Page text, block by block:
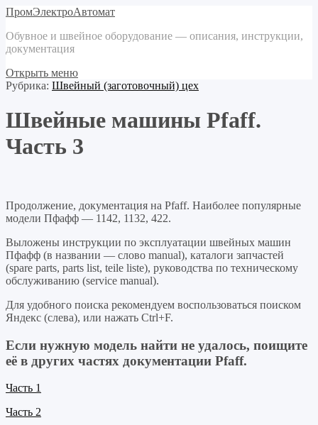
ПромЭлектроАвтомат
Обувное и швейное оборудование — описания, инструкции,
документация
Открыть меню
Рубрика: Швейный (заготовочный) цех
Швейные машины Pfaff.
Часть 3
Продолжение, документация на Pfaff. Наиболее популярные
модели Пфафф — 1142, 1132, 422.
Выложены инструкции по эксплуатации швейных машин
Пфафф (в названии — слово manual), каталоги запчастей
(spare parts, parts list, teile liste), руководства по техническому
обслуживанию (service manual).
Для удобного поиска рекомендуем воспользоваться поиском
Яндекс (слева), или нажать Ctrl+F.
Если нужную модель найти не удалось, поищите
её в других частях документации Pfaff.
Часть 1
Часть 2